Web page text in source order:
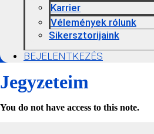
Karrier
Vélemények rólunk
Sikersztorijaink
BEJELENTKEZÉS
Jegyzeteim
You do not have access to this note.